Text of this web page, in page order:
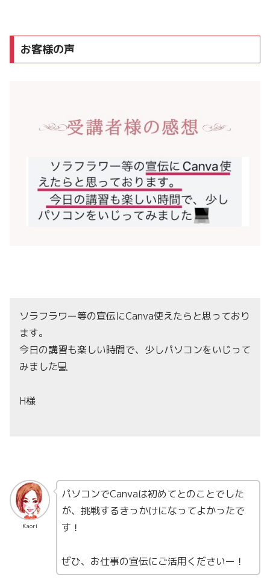
お客様の声
ソラフラワー等の宣伝にCanva使えたらと思っており
ます。
今日の講習も楽しい時間で、少しパソコンをいじって
みました💻
H様
Kaori
パソコンでCanvaは初めてとのことでした
が、挑戦するきっかけになってよかったで
す！
ぜひ、お仕事の宣伝にご活用くださいー！